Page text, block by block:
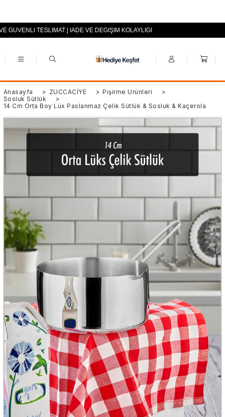
+90 (0553) 694 94 70
GÜVENLİ TESLİMAT | İADE VE DEĞİŞİM KOLAYLIĞI
Anasayfa > ZÜCCACİYE > Pişirme Ürünleri
>
Sosluk Sütlük
>
14 Cm Orta Boy Lüx Paslanmaz Çelik Sütlük & Sosluk & Kaçerola